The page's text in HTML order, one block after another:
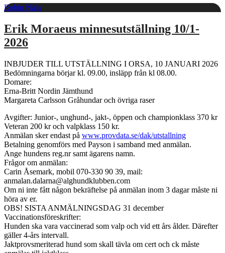
Robin Nääs
Erik Moraeus minnesutställning 10/1-
2026
INBJUDER TILL UTSTÄLLNING I ORSA, 10 JANUARI 2026
Bedömningarna börjar kl. 09.00, insläpp från kl 08.00.
Domare:
Erna-Britt Nordin Jämthund
Margareta Carlsson Gråhundar och övriga raser
Avgifter: Junior-, unghund-, jakt-, öppen och championklass 370 kr
Veteran 200 kr och valpklass 150 kr.
Anmälan sker endast på www.provdata.se/dak/utstallning
Betalning genomförs med Payson i samband med anmälan.
Ange hundens reg.nr samt ägarens namn.
Frågor om anmälan:
Carin Åsemark, mobil 070-330 90 39, mail:
anmalan.dalarna@alghundklubben.com
Om ni inte fått någon bekräftelse på anmälan inom 3 dagar måste ni
höra av er.
OBS! SISTA ANMÄLNINGSDAG 31 december
Vaccinationsföreskrifter:
Hunden ska vara vaccinerad som valp och vid ett års ålder. Därefter
gäller 4-års intervall.
Jaktprovsmeriterad hund som skall tävla om cert och ck måste